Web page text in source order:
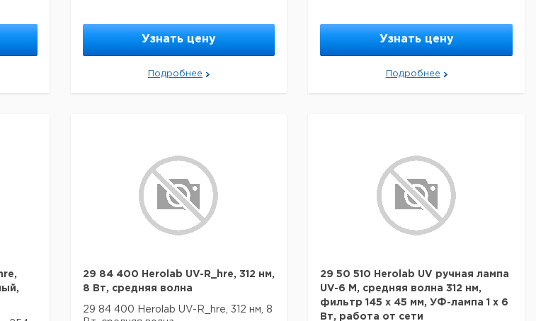
Узнать цену
Подробнее
Узнать цену
Подробнее
29 84 400 Herolab UV-R_hre, 312 нм,
8 Вт, средняя волна
29 84 400 Herolab UV-R_hre, 312 нм, 8
29 50 510 Herolab UV ручная лампа
UV-6 M, средняя волна 312 нм,
фильтр 145 x 45 мм, УФ-лампа 1 x 6
Вт, работа от сети